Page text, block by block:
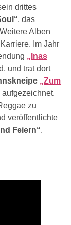
drittes
, das
Alben
Im Jahr
„Inas
und trat dort
„Zum
zu
veröffentlichte
Feiern“.